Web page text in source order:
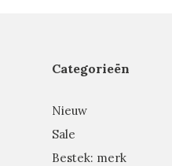
Categorieën
Nieuw
Sale
Bestek: merk